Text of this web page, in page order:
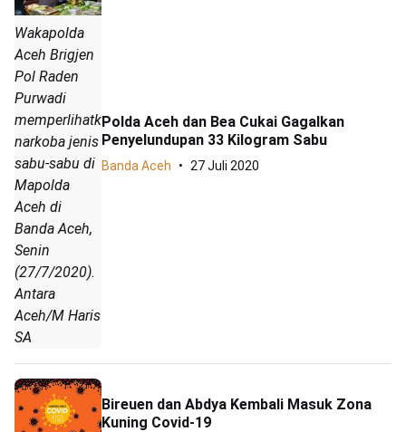
Wakapolda
Aceh Brigjen
Pol Raden
Purwadi
memperlihatkan
narkoba jenis
sabu-sabu di
Mapolda
Aceh di
Banda Aceh,
Senin
(27/7/2020).
Antara
Aceh/M Haris
SA
Polda Aceh dan Bea Cukai Gagalkan
Penyelundupan 33 Kilogram Sabu
Banda Aceh 27 Juli 2020
Bireuen dan Abdya Kembali Masuk Zona
Kuning Covid-19